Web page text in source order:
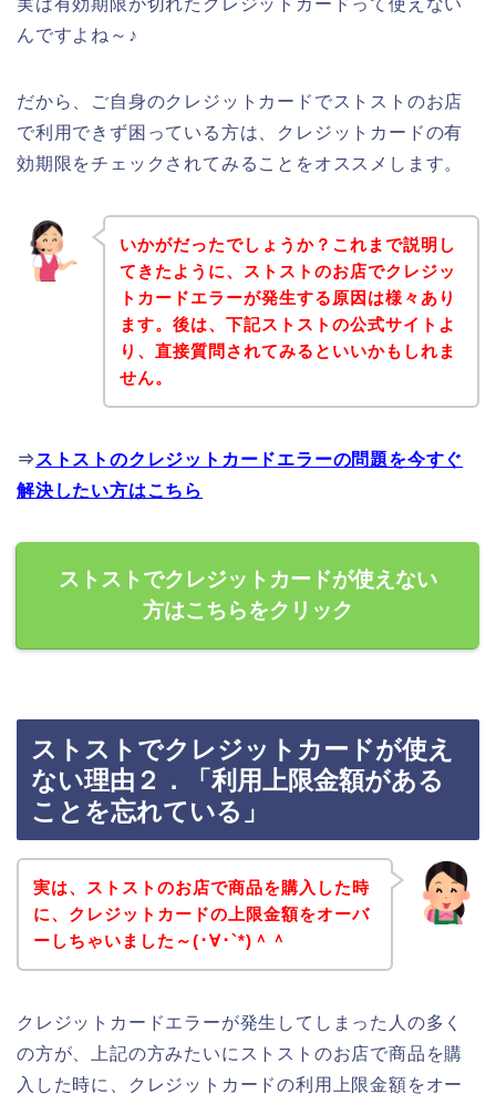
実は有効期限が切れたクレジットカードって使えない
んですよね～♪
だから、ご自身のクレジットカードでストストのお店
で利用できず困っている方は、クレジットカードの有
効期限をチェックされてみることをオススメします。
いかがだったでしょうか？これまで説明し
てきたように、ストストのお店でクレジッ
トカードエラーが発生する原因は様々あり
ます。後は、下記ストストの公式サイトよ
り、直接質問されてみるといいかもしれま
せん。
⇒ ストストのクレジットカードエラーの問題を今すぐ
解決したい方はこちら
ストストでクレジットカードが使えない
方はこちらをクリック
ストストでクレジットカードが使え
ない理由２．「利用上限金額がある
ことを忘れている」
実は、ストストのお店で商品を購入した時
に、クレジットカードの上限金額をオーバ
ーしちゃいました～(･∀･`*)＾＾
クレジットカードエラーが発生してしまった人の多く
の方が、上記の方みたいにストストのお店で商品を購
入した時に、クレジットカードの利用上限金額をオー